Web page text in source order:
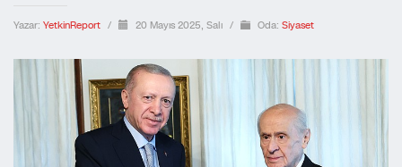
Yazar: YetkinReport / 20 Mayıs 2025, Salı / Oda: Siyaset